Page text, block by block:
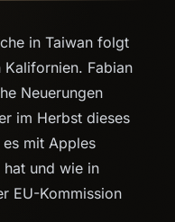
in Taiwan folgt
Fabian
Neuerungen
im Herbst dieses
mit Apples
und wie in
EU-Kommission